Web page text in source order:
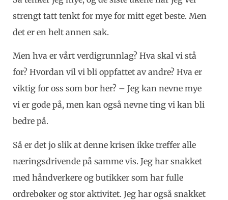
strengt tatt tenkt for mye for mitt eget beste. Men
det er en helt annen sak.
Men hva er vårt verdigrunnlag? Hva skal vi stå
for? Hvordan vil vi bli oppfattet av andre? Hva er
viktig for oss som bor her? – Jeg kan nevne mye
vi er gode på, men kan også nevne ting vi kan bli
bedre på.
Så er det jo slik at denne krisen ikke treffer alle
næringsdrivende på samme vis. Jeg har snakket
med håndverkere og butikker som har fulle
ordrebøker og stor aktivitet. Jeg har også snakket